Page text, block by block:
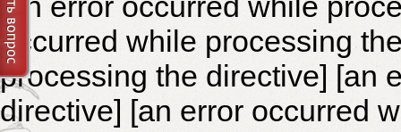
occurred while processing
processing the directive] [an
directive] [an error occurred